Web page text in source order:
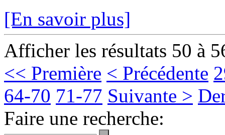
[En savoir plus]
Afficher les résultats 50 à
<< Première < Précédente
64-70 71-77 Suivante >
Faire une recherche: